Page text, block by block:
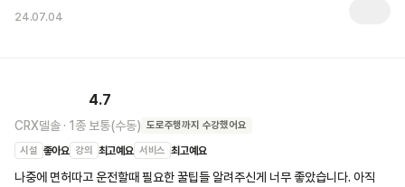
24.07.04
4.7
CRX델솔 · 1종 보통(수동) 도로주행까지 수강했어요
시설 좋아요 강의 최고예요 서비스 최고예요
나중에 면허따고 운전할때 필요한 꿀팁들 알려주신게 너무 좋았습니다. 아직